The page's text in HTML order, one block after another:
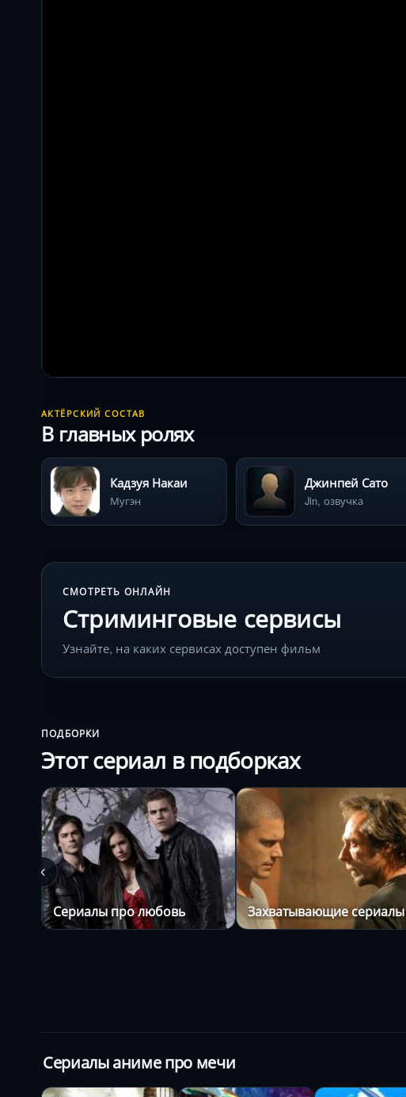
АКТЁРСКИЙ СОСТАВ
В главных ролях
Кадзуя Накаи
Мугэн
Джинпей Сато
Jin, озвучка
СМОТРЕТЬ ОНЛАЙН
Стриминговые сервисы
Узнайте, на каких сервисах доступен фильм
ПОДБОРКИ
Этот сериал в подборках
Сериалы про любовь Захватывающие сериалы
Сериалы аниме про мечи